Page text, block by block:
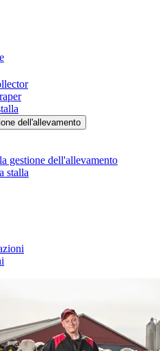
dell'allevamento
gestione dell'allevamento
stalla